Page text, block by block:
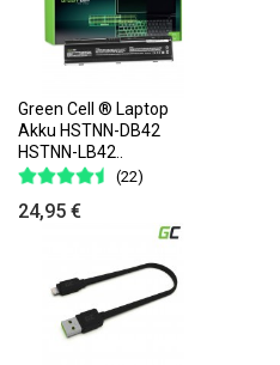
Green Cell ® Laptop
Akku HSTNN-DB42
HSTNN-LB42..
(22)
24,95 €